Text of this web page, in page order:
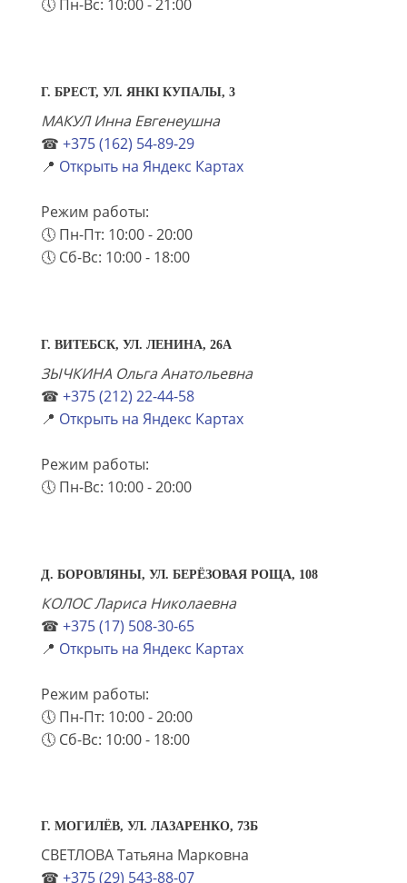
🕔 Пн-Вс: 10:00 - 21:00
Г. БРЕСТ, УЛ. ЯНКI КУПАЛЫ, 3
МАКУЛ Инна Евгенеушна
☎ +375 (162) 54-89-29
📍 Открыть на Яндекс Картах
Режим работы:
🕔 Пн-Пт: 10:00 - 20:00
🕔 Сб-Вс: 10:00 - 18:00
Г. ВИТЕБСК, УЛ. ЛЕНИНА, 26А
ЗЫЧКИНА Ольга Анатольевна
☎ +375 (212) 22-44-58
📍 Открыть на Яндекс Картах
Режим работы:
🕔 Пн-Вс: 10:00 - 20:00
Д. БОРОВЛЯНЫ, УЛ. БЕРЁЗОВАЯ РОЩА, 108
КОЛОС Лариса Николаевна
☎ +375 (17) 508-30-65
📍 Открыть на Яндекс Картах
Режим работы:
🕔 Пн-Пт: 10:00 - 20:00
🕔 Сб-Вс: 10:00 - 18:00
Г. МОГИЛЁВ, УЛ. ЛАЗАРЕНКО, 73Б
СВЕТЛОВА Татьяна Марковна
☎ +375 (29) 543-88-07